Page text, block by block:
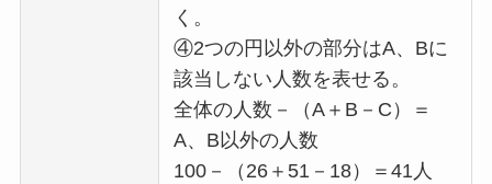
く。
④2つの円以外の部分はA、Bに
該当しない人数を表せる。
全体の人数－（A＋B－C）＝
A、B以外の人数
100－（26＋51－18）＝41人